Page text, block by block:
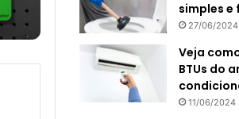
simples e
27/06/2024
Veja
BTUs do
11/06/2024